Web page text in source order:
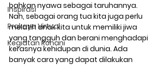
Inspirasi
Prakaya Virtual
Kegiatan Rohani
bahkan nyawa sebagai taruhannya.
Nah, sebagai orang tua kita juga perlu
melatih anak kita untuk memiliki jiwa
yang tangguh dan berani menghadapi
kerasnya kehidupan di dunia. Ada
banyak cara yang dapat dilakukan